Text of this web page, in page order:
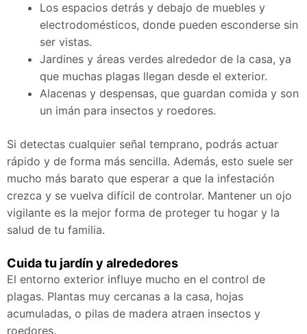
Los espacios detrás y debajo de muebles y
electrodomésticos, donde pueden esconderse sin
ser vistas.
Jardines y áreas verdes alrededor de la casa, ya
que muchas plagas llegan desde el exterior.
Alacenas y despensas, que guardan comida y son
un imán para insectos y roedores.
Si detectas cualquier señal temprano, podrás actuar
rápido y de forma más sencilla. Además, esto suele ser
mucho más barato que esperar a que la infestación
crezca y se vuelva difícil de controlar. Mantener un ojo
vigilante es la mejor forma de proteger tu hogar y la
salud de tu familia.
Cuida tu jardín y alrededores
El entorno exterior influye mucho en el control de
plagas. Plantas muy cercanas a la casa, hojas
acumuladas, o pilas de madera atraen insectos y
roedores.